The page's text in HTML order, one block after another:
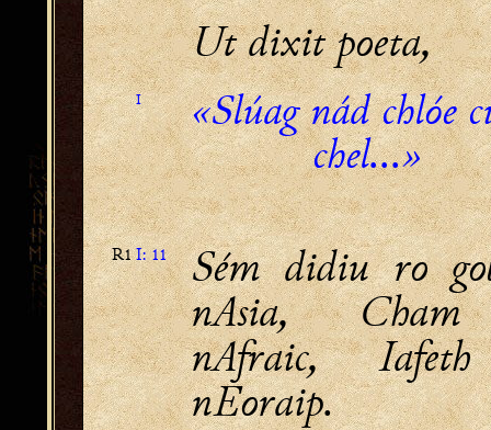
Ut dixit poeta,
I
«Slúag nád chlóe
chel...»
R1I: 11
Sém didiu ro
nAsia,
nAfraic,
nEoraip.